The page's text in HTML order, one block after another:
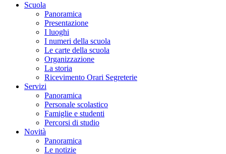
Scuola
Panoramica
Presentazione
I luoghi
I numeri della scuola
Le carte della scuola
Organizzazione
La storia
Ricevimento Orari Segreterie
Servizi
Panoramica
Personale scolastico
Famiglie e studenti
Percorsi di studio
Novità
Panoramica
Le notizie